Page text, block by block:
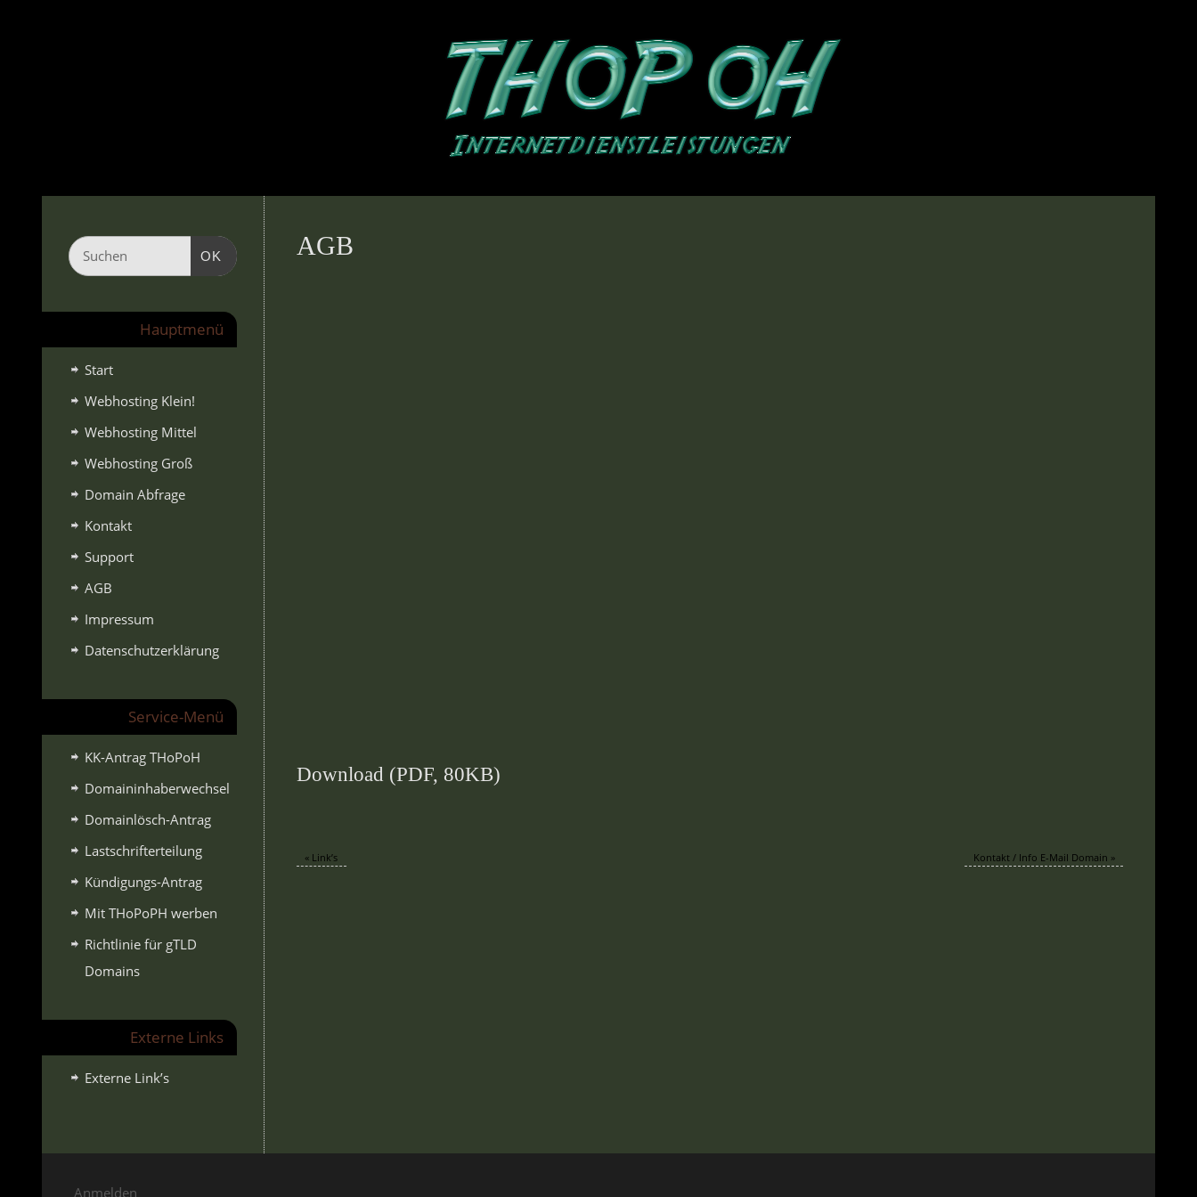
AGB
Download (PDF, 80KB)
« Link’s Kontakt / Info E-Mail Domain »
OK
Hauptmenü
Start
Webhosting Klein!
Webhosting Mittel
Webhosting Groß
Domain Abfrage
Kontakt
Support
AGB
Impressum
Datenschutzerklärung
Service-Menü
KK-Antrag THoPoH
Domaininhaberwechsel
Domainlösch-Antrag
Lastschrifterteilung
Kündigungs-Antrag
Mit THoPoPH werben
Richtlinie für gTLD
Domains
Externe Links
Externe Link’s
Anmelden